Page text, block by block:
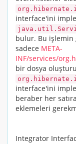
interface'ini
bulur. Bu işlemin
sadece META-
INF/services/
bir dosya
interface'ini
beraber her
eklemeleri
Integrator